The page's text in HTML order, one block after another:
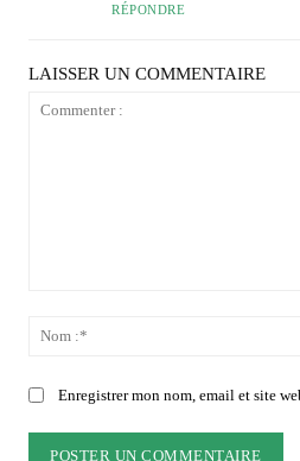
RÉPONDRE
LAISSER UN COMMENTAIRE
Enregistrer mon nom, email et site